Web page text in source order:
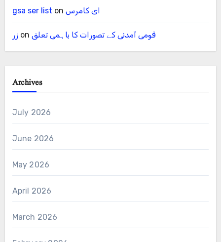
gsa ser list on ای کامرس
زر on قومی آمدنی کے تصورات کا باہمی تعلق
Archives
July 2026
June 2026
May 2026
April 2026
March 2026